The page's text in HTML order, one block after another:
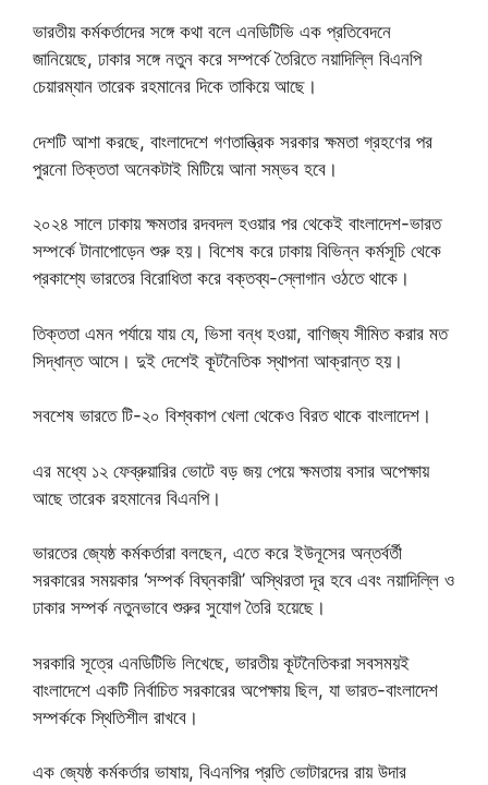
ভারতীয় কর্মকর্তাদের সঙ্গে কথা বলে এনডিটিভি এক প্রতিবেদনে
জানিয়েছে, ঢাকার সঙ্গে নতুন করে সম্পর্কে তৈরিতে নয়াদিল্লি বিএনপি
চেয়ারম্যান তারেক রহমানের দিকে তাকিয়ে আছে।
দেশটি আশা করছে, বাংলাদেশে গণতান্ত্রিক সরকার ক্ষমতা গ্রহণের পর
পুরনো তিক্ততা অনেকটাই মিটিয়ে আনা সম্ভব হবে।
২০২৪ সালে ঢাকায় ক্ষমতার রদবদল হওয়ার পর থেকেই বাংলাদেশ-ভারত
সম্পর্কে টানাপোড়েন শুরু হয়। বিশেষ করে ঢাকায় বিভিন্ন কর্মসূচি থেকে
প্রকাশ্যে ভারতের বিরোধিতা করে বক্তব্য-স্লোগান ওঠতে থাকে।
তিক্ততা এমন পর্যায়ে যায় যে, ভিসা বন্ধ হওয়া, বাণিজ্য সীমিত করার মত
সিদ্ধান্ত আসে। দুই দেশেই কূটনৈতিক স্থাপনা আক্রান্ত হয়।
সবশেষ ভারতে টি-২০ বিশ্বকাপ খেলা থেকেও বিরত থাকে বাংলাদেশ।
এর মধ্যে ১২ ফেব্রুয়ারির ভোটে বড় জয় পেয়ে ক্ষমতায় বসার অপেক্ষায়
আছে তারেক রহমানের বিএনপি।
ভারতের জ্যেষ্ঠ কর্মকর্তারা বলছেন, এতে করে ইউনূসের অন্তর্বর্তী
সরকারের সময়কার ‘সম্পর্ক বিঘ্নকারী’ অস্থিরতা দূর হবে এবং নয়াদিল্লি ও
ঢাকার সম্পর্ক নতুনভাবে শুরুর সুযোগ তৈরি হয়েছে।
সরকারি সূত্রে এনডিটিভি লিখেছে, ভারতীয় কূটনৈতিকরা সবসময়ই
বাংলাদেশে একটি নির্বাচিত সরকারের অপেক্ষায় ছিল, যা ভারত-বাংলাদেশ
সম্পর্ককে স্থিতিশীল রাখবে।
এক জ্যেষ্ঠ কর্মকর্তার ভাষায়, বিএনপির প্রতি ভোটারদের রায় উদার